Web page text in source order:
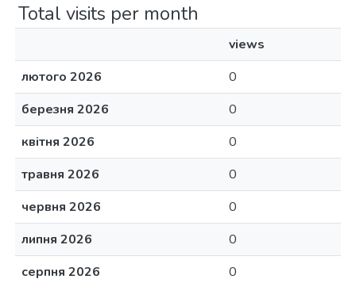
Total visits per month
views
лютого 2026
0
березня 2026
0
квітня 2026
0
травня 2026
0
червня 2026
0
липня 2026
0
серпня 2026
0